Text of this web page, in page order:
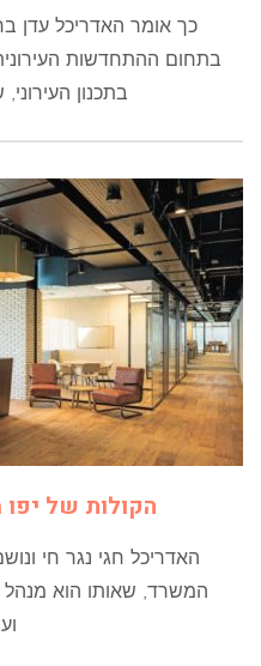
כך אומר האדריכל עדן
בתחום ההתחדשות
בתכנון
הקולות של יפו
האדריכל חגי נגר חי
המשרד, שאותו הוא